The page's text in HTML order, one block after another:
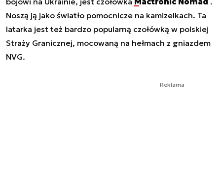
Noszą ją jako światło pomocnicze na kamizelkach. Ta
latarka jest też bardzo popularną czołówką w polskiej
Straży Granicznej, mocowaną na hełmach z gniazdem
NVG.
Reklama